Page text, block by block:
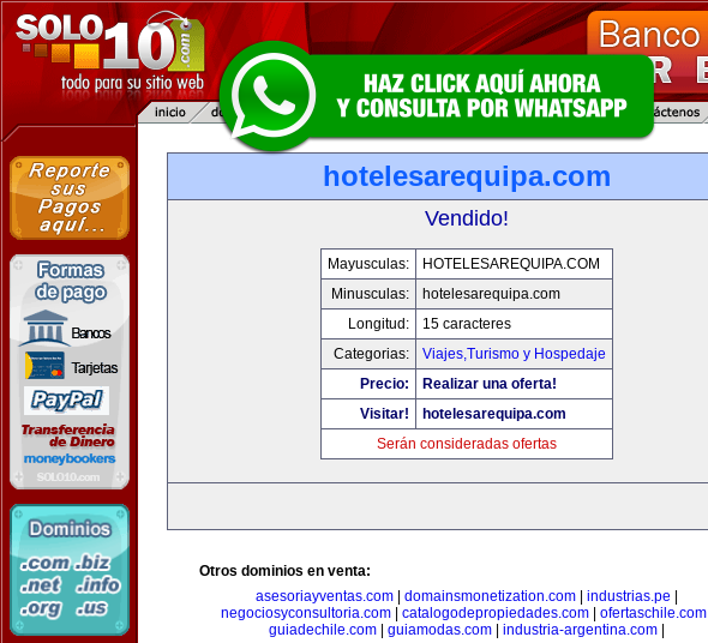
hotelesarequipa.com
Vendido!
Mayusculas:
HOTELESAREQUIPA.COM
Minusculas:
hotelesarequipa.com
Longitud:
15 caracteres
Categorias:
Viajes,Turismo y Hospedaje
Precio:
Realizar una oferta!
Visitar!
hotelesarequipa.com
Serán consideradas ofertas
Otros dominios en venta:
asesoriayventas.com
domainsmonetization.com industrias.pe
negociosyconsultoria.com| catalogodepropiedades.com| ofertaschile.com|
guiadechile.com
guiamodas.com industria-argentina.com